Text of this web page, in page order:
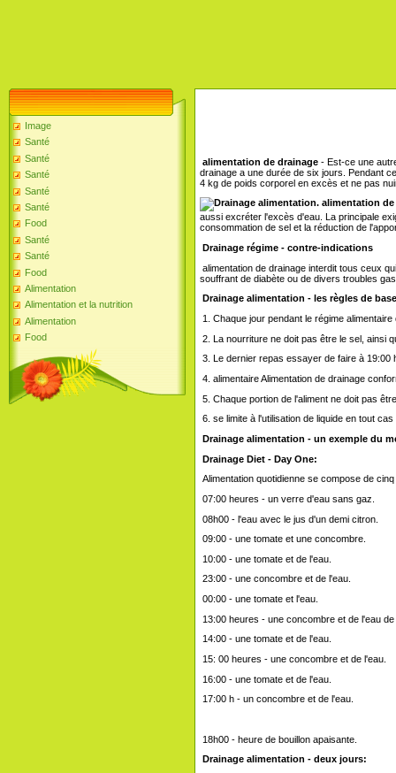
Image
Santé
Santé
Santé
Santé
Santé
Food
Santé
Santé
Food
Alimentation
Alimentation et la nutrition
Alimentation
Food
alimentation de drainage - Est-ce une
drainage a une durée de six jours. Pendant
4 kg de poids corporel en excès et ne pas
alimentation de
aussi excréter l'excès d'eau. La principale
consommation de sel et la réduction de
Drainage régime - contre-indications
alimentation de drainage interdit tous ceux
souffrant de diabète ou de divers troubles
Drainage alimentation - les règles de base
1. Chaque jour pendant le régime
2. La nourriture ne doit pas être le sel, ainsi
3. Le dernier repas essayer de faire à 19:00
4. alimentaire Alimentation de drainage
5. Chaque portion de l'aliment ne doit pas
6. se limite à l'utilisation de liquide en tout
Drainage alimentation - un exemple du
Drainage Diet - Day One:
Alimentation quotidienne se compose de
07:00 heures - un verre d'eau sans gaz.
08h00 - l'eau avec le jus d'un demi citron.
09:00 - une tomate et une concombre.
10:00 - une tomate et de l'eau.
23:00 - une concombre et de l'eau.
00:00 - une tomate et l'eau.
13:00 heures - une concombre et de l'eau
14:00 - une tomate et de l'eau.
15: 00 heures - une concombre et de l'eau.
16:00 - une tomate et de l'eau.
17:00 h - un concombre et de l'eau.
18h00 - heure de bouillon apaisante.
Drainage alimentation - deux jours: